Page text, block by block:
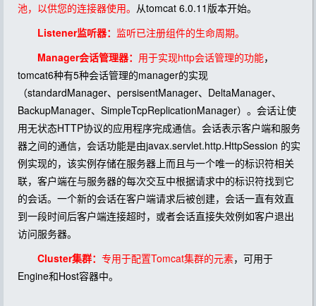
池，以供您的连接器使用。 从tomcat 6.0.11版本开始。
Listener监听器： 监听已注册组件的生命周期。
Manager会话管理器： 用于实现http会话管理的功能，
tomcat6种有5种会话管理的manager的实现
（standardManager、persisentManager、DeltaManager、
BackupManager、SimpleTcpReplicationManager）。会话让使
用无状态HTTP协议的应用程序完成通信。会话表示客户端和服务
器之间的通信，会话功能是由javax.servlet.http.HttpSession 的实
例实现的，该实例存储在服务器上而且与一个唯一的标识符相关
联，客户端在与服务器的每次交互中根据请求中的标识符找到它
的会话。一个新的会话在客户端请求后被创建，会话一直有效直
到一段时间后客户端连接超时，或者会话直接失效例如客户退出
访问服务器。
Cluster集群： 专用于配置Tomcat集群的元素，可用于
Engine和Host容器中。